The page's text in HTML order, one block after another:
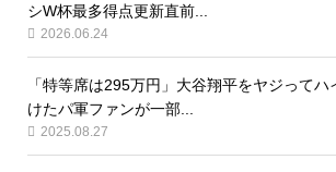
シW杯最多得点更新直前...
2026.06.24
「特等席は295万円」大谷翔平をヤジってハ
けたパ軍ファンが一部...
2025.08.27